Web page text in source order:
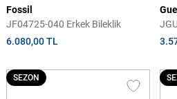
Fossil
JF04725-040 Erkek Bileklik
6.080,00 TL
SEZON